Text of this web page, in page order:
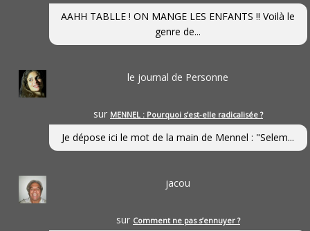
AAHH TABLLE ! ON MANGE LES ENFANTS !! Voilà le
genre de...
le journal de Personne
sur MENNEL : Pourquoi s’est-elle radicalisée ?
Je dépose ici le mot de la main de Mennel : "Selem...
jacou
sur Comment ne pas s’ennuyer ?